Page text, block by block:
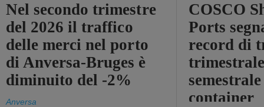
Nel secondo trimestre
del 2026 il traffico
delle merci nel porto
di Anversa-Bruges è
diminuito del -2%
Anversa
COSCO
Ports
record di
container